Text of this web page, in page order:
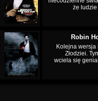
że
Robin
Kolejna wersja
Złodziei.
wciela się